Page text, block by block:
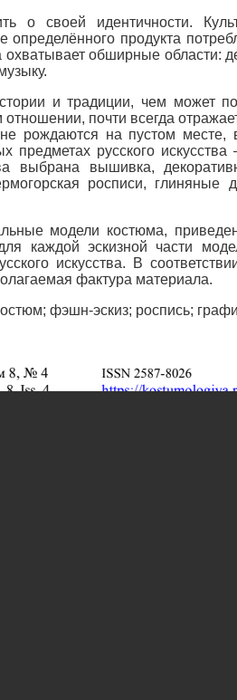
о своей идентичности.
продукта
обширные области:
и традиции, чем может
отношении, почти всегда
рождаются на пустом месте,
предметах русского
выбрана вышивка,
росписи, глиняные
модели костюма,
каждой эскизной части
искусства. В
фактура материала.
фэшн-эскиз; роспись;